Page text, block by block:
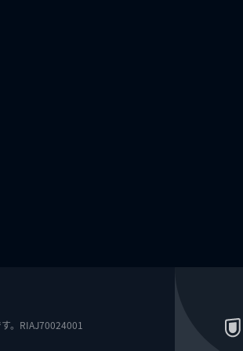
。RIAJ70024001